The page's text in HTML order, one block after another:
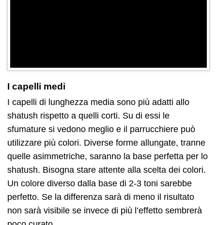
I capelli medi
I capelli di lunghezza media sono più adatti allo
shatush rispetto a quelli corti. Su di essi le
sfumature si vedono meglio e il parrucchiere può
utilizzare più colori. Diverse forme allungate, tranne
quelle asimmetriche, saranno la base perfetta per lo
shatush. Bisogna stare attente alla scelta dei colori.
Un colore diverso dalla base di 2-3 toni sarebbe
perfetto. Se la differenza sarà di meno il risultato
non sarà visibile se invece di più l’effetto sembrerà